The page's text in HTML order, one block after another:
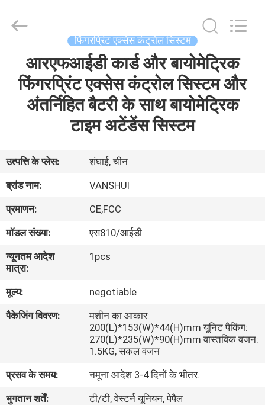
उत्पाद
हमारे
कारखाने
दौरा
हमसे
ENTERPRISE
COMPANY
फिंगरप्रिंट एक्सेस कंट्रोल सिस्टम
आरएफआईडी कार्ड और बायोमेट्रिक
फिंगरप्रिंट एक्सेस कंट्रोल सिस्टम और
अंतर्निहित बैटरी के साथ बायोमेट्रिक
टाइम अटेंडेंस सिस्टम
उत्पत्ति के प्लेस:
शंघाई, चीन
ब्रांड नाम:
VANSHUI
प्रमाणन:
CE,FCC
मॉडल संख्या:
एस810/आईडी
न्यूनतम आदेश
मात्रा:
1pcs
मूल्य:
negotiable
पैकेजिंग विवरण:
मशीन का आकार:
200(L)*153(W)*44(H)mm यूनिट पैकिंग:
270(L)*235(W)*90(H)mm वास्तविक वजन:
1.5KG, सकल वजन
प्रसव के समय:
नमूना आदेश 3-4 दिनों के भीतर.
भुगतान शर्तें:
टी/टी, वेस्टर्न यूनियन, पेपैल